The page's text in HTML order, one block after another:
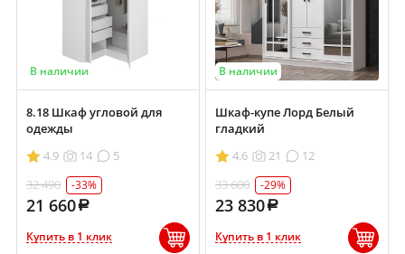
В наличии
8.18 Шкаф угловой для
одежды
4.9
14
5
32 490
-33%
21 660
Купить в 1 клик
В наличии
Шкаф-купе Лорд Белый
гладкий
4.6
21
12
33 600
-29%
23 830
Купить в 1 клик